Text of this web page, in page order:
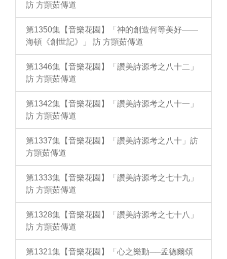
訪 方顗茹傳道
第1350集【音樂花園】「神的創造何等美好——
海頓《創世記》」 訪 方顗茹傳道
第1346集【音樂花園】「讚美詩源考之八十二」
訪 方顗茹傳道
第1342集【音樂花園】「讚美詩源考之八十一」
訪 方顗茹傳道
第1337集【音樂花園】「讚美詩源考之八十」訪
方顗茹傳道
第1333集【音樂花園】「讚美詩源考之七十九」
訪 方顗茹傳道
第1328集【音樂花園】「讚美詩源考之七十八」
訪 方顗茹傳道
第1321集【音樂花園】「心之樂動──孟德爾頌